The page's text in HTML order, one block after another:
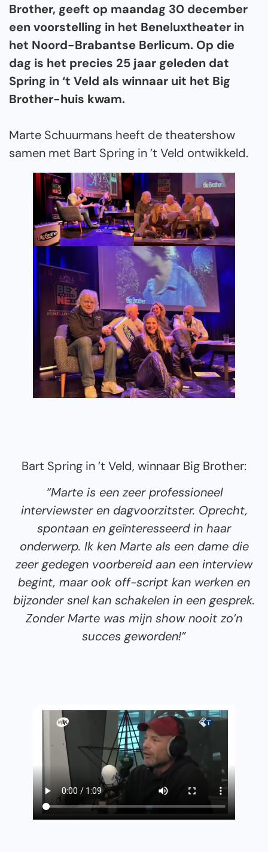
Brother, geeft op maandag 30 december
een voorstelling in het Beneluxtheater in
het Noord-Brabantse Berlicum. Op die
dag is het precies 25 jaar geleden dat
Spring in ‘t Veld als winnaar uit het Big
Brother-huis kwam.
Marte Schuurmans heeft de theatershow
samen met Bart Spring in ’t Veld ontwikkeld.
Bart Spring in ’t Veld, winnaar Big Brother:
“Marte is een zeer professioneel
interviewster en dagvoorzitster. Oprecht,
spontaan en geïnteresseerd in haar
onderwerp. Ik ken Marte als een dame die
zeer gedegen voorbereid aan een interview
begint, maar ook off-script kan werken en
bijzonder snel kan schakelen in een gesprek.
Zonder Marte was mijn show nooit zo’n
succes geworden!”